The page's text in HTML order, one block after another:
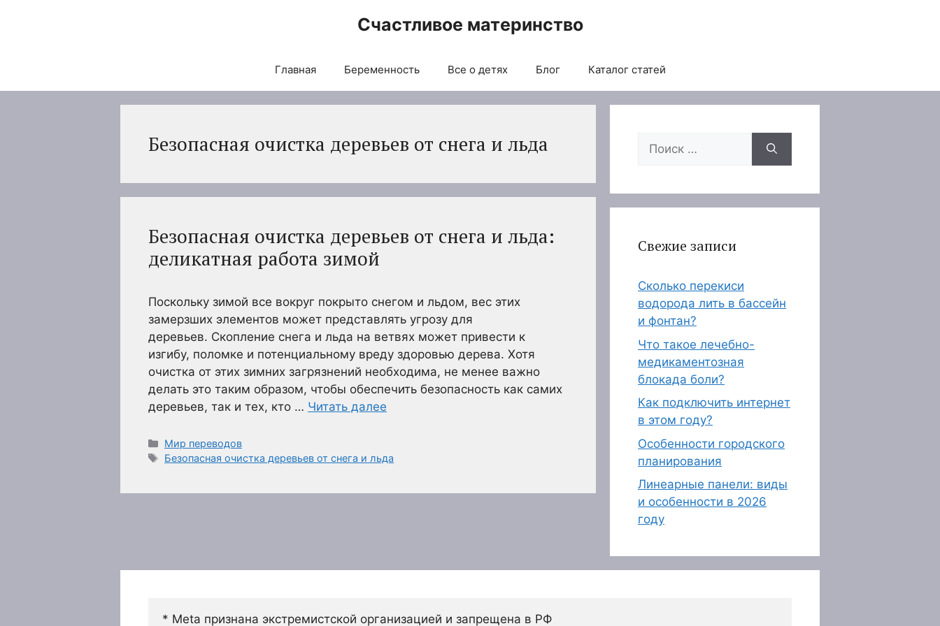
Счастливое материнство
Главная Беременность Все о детях Блог Каталог статей
Безопасная очистка деревьев от снега и льда
Безопасная очистка деревьев от снега и льда:
деликатная работа зимой
Поскольку зимой все вокруг покрыто снегом и льдом, вес этих
замерзших элементов может представлять угрозу для
деревьев. Скопление снега и льда на ветвях может привести к
изгибу, поломке и потенциальному вреду здоровью дерева. Хотя
очистка от этих зимних загрязнений необходима, не менее важно
делать это таким образом, чтобы обеспечить безопасность как самих
деревьев, так и тех, кто … Читать далее
Рубрики
Мир переводов
Метки
Безопасная очистка деревьев от снега и льда
Поиск:
Свежие записи
Сколько перекиси
водорода лить в бассейн
и фонтан?
Что такое лечебно-
медикаментозная
блокада боли?
Как подключить интернет
в этом году?
Особенности городского
планирования
Линеарные панели: виды
и особенности в 2026
году
* Meta признана экстремистской организацией и запрещена в РФ